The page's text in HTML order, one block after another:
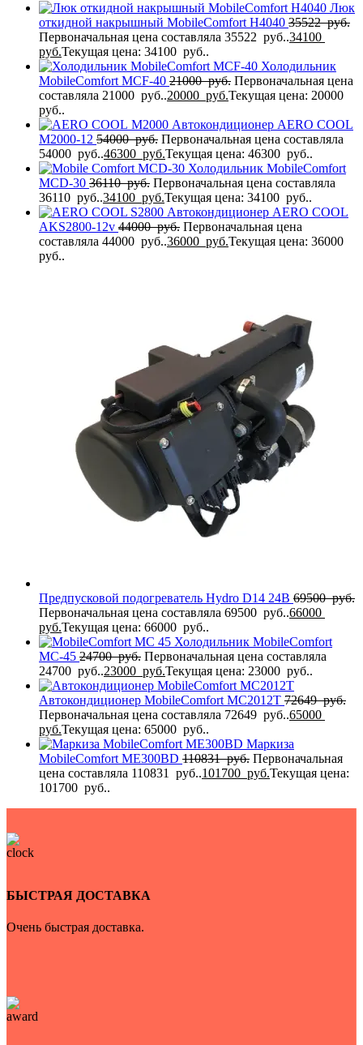
Люк
откидной накрышный MobileComfort H4040 35522руб.
Первоначальная цена составляла 35522 руб..34100
руб.Текущая цена: 34100 руб..
Холодильник
MobileComfort MCF-40 21000руб. Первоначальная цена
составляла 21000 руб..20000 руб.Текущая цена: 20000
руб..
Автокондиционер AERO COOL
M2000-12 54000руб. Первоначальная цена составляла
54000 руб..46300 руб.Текущая цена: 46300 руб..
Холодильник MobileComfort
MCD-30 36110руб. Первоначальная цена составляла
36110 руб..34100 руб.Текущая цена: 34100 руб..
Автокондиционер AERO COOL
AKS2800-12v 44000руб. Первоначальная цена
составляла 44000 руб..36000 руб.Текущая цена: 36000
руб..
Предпусковой подогреватель Hydro D14 24В 69500руб.
Первоначальная цена составляла 69500 руб..66000
руб.Текущая цена: 66000 руб..
Холодильник MobileComfort
MC-45 24700руб. Первоначальная цена составляла
24700 руб..23000 руб.Текущая цена: 23000 руб..
Автокондиционер MobileComfort MC2012T 72649руб.
Первоначальная цена составляла 72649 руб..65000
руб.Текущая цена: 65000 руб..
Маркиза
MobileComfort MЕ300BD 110831руб. Первоначальная
цена составляла 110831 руб..101700 руб.Текущая цена:
101700 руб..
БЫСТРАЯ ДОСТАВКА
Очень быстрая доставка.